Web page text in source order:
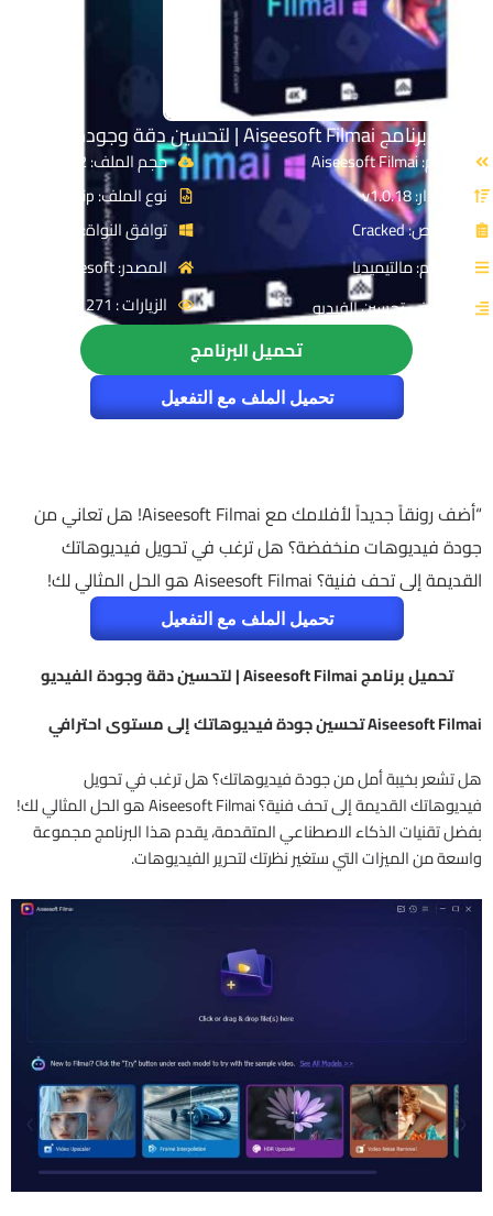
تحميل برنامج Aiseesoft Filmai | لتحسين دقة وجودة الفيديو
الاسم: Aiseesoft Filmai
الإصدار: v1.0.18
الترخيص: Cracked
القسم: مالتيميديا
التصنيف: تحسين الفيديو
حجم الملف: 112 MB
نوع الملف: Zip
توافق النواة: 64-Bit
المصدر: Aiseesoft
الزيارات : 1271
تحميل البرنامج
تحميل الملف مع التفعيل
“أضف رونقاً جديداً لأفلامك مع Aiseesoft Filmai! هل تعاني من
جودة فيديوهات منخفضة؟ هل ترغب في تحويل فيديوهاتك
القديمة إلى تحف فنية؟ Aiseesoft Filmai هو الحل المثالي لك!
تحميل الملف مع التفعيل
تحميل برنامج Aiseesoft Filmai | لتحسين دقة وجودة الفيديو
Aiseesoft Filmai تحسين جودة فيديوهاتك إلى مستوى احترافي
هل تشعر بخيبة أمل من جودة فيديوهاتك؟ هل ترغب في تحويل
فيديوهاتك القديمة إلى تحف فنية؟ Aiseesoft Filmai هو الحل المثالي لك!
بفضل تقنيات الذكاء الاصطناعي المتقدمة، يقدم هذا البرنامج مجموعة
واسعة من الميزات التي ستغير نظرتك لتحرير الفيديوهات.